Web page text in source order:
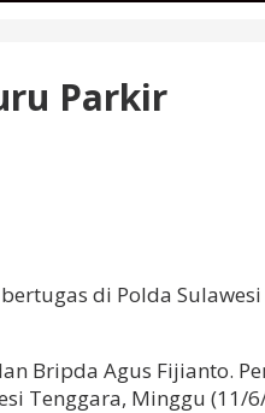
Parkir
di Polda
Bripda Agus Fijianto.
Tenggara, Minggu (11/